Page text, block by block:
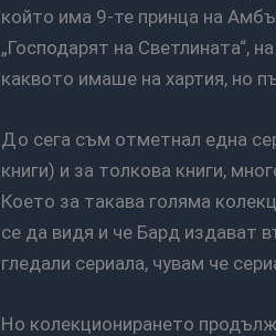
който има 9-те принца на
„Господарят на Светлината“,
каквото имаше на хартия, но
До сега съм отметнал една сериозна част от цялата колекция (някъде под около 50
книги) и за толкова книги,
Което за такава голяма
се да видя и че Бард издават
гледали сериала, чувам че
Но колекционирането продължава … имам цял списък с неща които все още нямам …